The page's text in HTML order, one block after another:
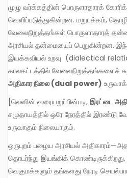
முழு வர்க்கத்தின் பொருளாதாரக்
வெளிப்படுத்துகின்றன. மறுபக்கம்,
வேலைநிறுத்தங்கள் பொருளாதாரத்
அரசியல் தன்மையைப் பெறுகின்றன.
இயக்கவியல் உறவு (dialectical
காலகட்டத்தில் வேலைநிறுத்தங்களைச்
அதிகார நிலை (dual power)
[லெனின் வரையறுப்பின்படி, இரட்டை
சமுதாயத்தில் ஒரே நேரத்தில் இரண்டு
உருவாகும் நிலையாகும்.
ஒருபுறம் பழைய அரசியல் அதிகாரம்—அதாவது முதலாளித்துவ அரசு—
தொடர்ந்து இயங்கிக் கொண்டிருக்கிறது.
வெகுமக்களும் தங்களது நேரடி